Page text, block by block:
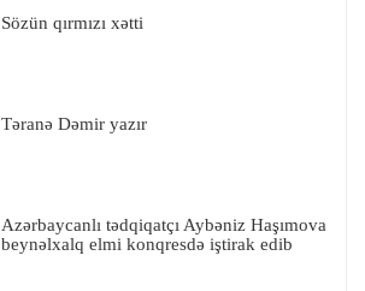
Sözün qırmızı xətti
Təranə Dəmir yazır
Azərbaycanlı tədqiqatçı Aybəniz Haşımova
beynəlxalq elmi konqresdə iştirak edib